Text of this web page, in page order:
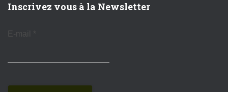
Inscrivez vous à la Newsletter
E-mail *